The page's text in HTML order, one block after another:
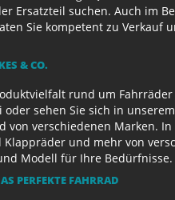
Ersatzteil suchen. Auch im
Sie kompetent zu
& CO.
rund um
sehen Sie sich in
von verschiedenen Marken.
und mehr von
Modell für Ihre Bedürfnisse.
PERFEKTE FAHRRAD